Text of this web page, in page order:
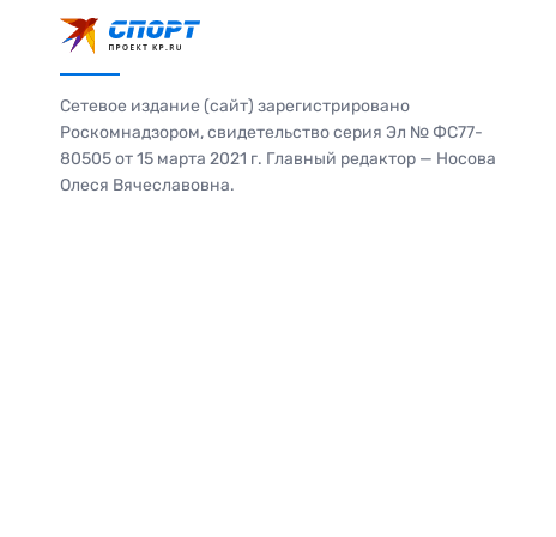
Сетевое издание (сайт) зарегистрировано
Роскомнадзором, свидетельство серия Эл № ФС77-
80505 от 15 марта 2021 г. Главный редактор — Носова
Олеся Вячеславовна.